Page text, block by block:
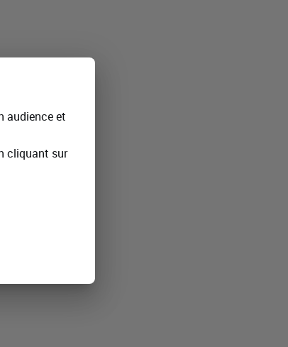
niveaux.
audience et
cliquant sur